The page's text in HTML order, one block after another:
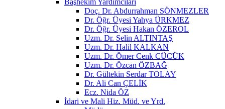
Doç. Dr. Abdurrahman SÖNMEZLER
Dr. Öğr. Üyesi Yahya ÜRKMEZ
Dr. Öğr. Üyesi Hakan ÖZEROL
Uzm. Dr. Selin ALTINTAŞ
Uzm. Dr. Halil KALKAN
Uzm. Dr. Ömer Cenk CÜCÜK
Uzm. Dr. Özcan ÖZBAĞ
Dr. Gültekin Serdar TOLAY
Dr. Ali Can ÇELİK
Ecz. Nida ÖZ
İdari ve Mali Hiz. Müd. ve Yrd.